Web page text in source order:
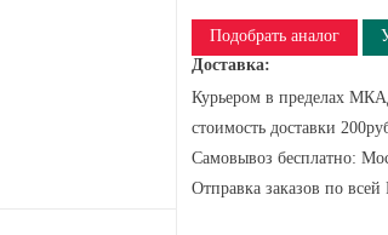
Подобрать аналог
Доставка:
Курьером в пределах
стоимость доставки
Самовывоз бесплатно:
Отправка заказов по всей